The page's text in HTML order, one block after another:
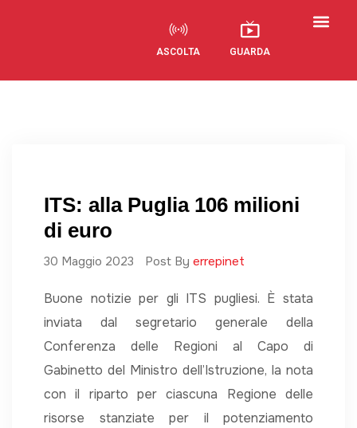
ASCOLTA GUARDA
ITS: alla Puglia 106 milioni
di euro
30 Maggio 2023 Post By errepinet
Buone notizie per gli ITS pugliesi. È stata
inviata dal segretario generale della
Conferenza delle Regioni al Capo di
Gabinetto del Ministro dell’Istruzione, la nota
con il riparto per ciascuna Regione delle
risorse stanziate per il potenziamento